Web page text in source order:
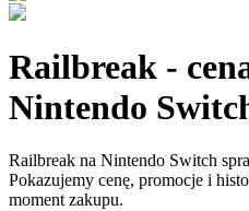
Railbreak -
Nintendo
Railbreak na Nintendo Switch
Pokazujemy cenę, promocje i
moment zakupu.